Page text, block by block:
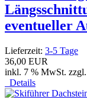
eventueller
Lieferzeit: 3-5 Tage
36,00 EUR
inkl. 7 % MwSt. zzgl.
Details